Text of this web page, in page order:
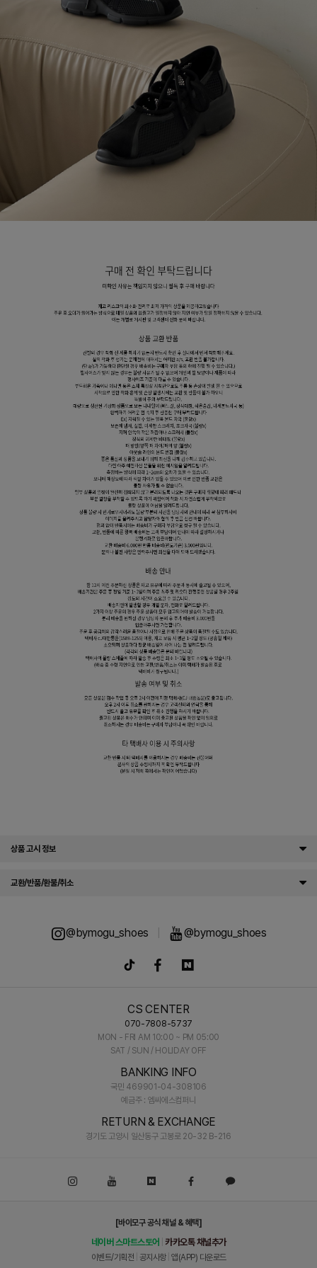
상품 고시 정보
교환/반품/환불/취소
@bymogu_shoes @bymogu_shoes
CS CENTER
070-7808-5737
MON - FRI AM 10:00 ~ PM 05:00
SAT / SUN / HOLIDAY OFF
BANKING INFO
국민 469901-04-308106
예금주 : 엠씨에스컴퍼니
RETURN & EXCHANGE
경기도 고양시 일산동구 고봉로 20-32 B-216
[바이모구 공식 채널 & 혜택]
네이버 스마트스토어 카카오톡 채널추가
이벤트/기획전 공지사항 앱(APP) 다운로드